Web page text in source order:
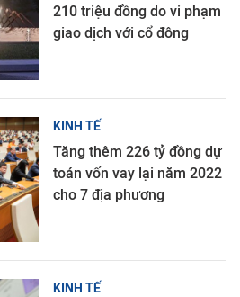
210 triệu đồng do vi phạm
giao dịch với cổ đông
KINH TẾ
Tăng thêm 226 tỷ đồng dự
toán vốn vay lại năm 2022
cho 7 địa phương
KINH TẾ